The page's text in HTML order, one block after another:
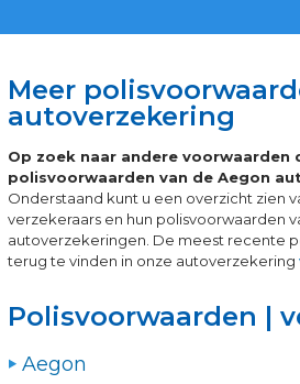
Meer
autoverzekering
Op zoek naar andere voorwaarden
polisvoorwaarden van de Aegon
Onderstaand kunt u een overzicht zien
verzekeraars en hun polisvoorwaarden
autoverzekeringen. De meest recente
terug te vinden in onze autoverzekering
Polisvoorwaarden |
Aegon